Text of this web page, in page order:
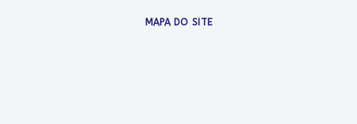
MAPA DO SITE